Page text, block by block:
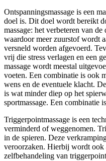
Ontspanningsmassage is een
doel is. Dit doel wordt bereikt
massage: het verbeteren van
waardoor meer zuurstof wordt
versneld worden afgevoerd.
vrij die stress verlagen en een
massage wordt meestal
voeten. Een combinatie is ook
wens en de eventuele klacht.
is wat minder diep op het
sportmassage. Een combinatie
Triggerpointmassage is een
verminderd of weggenomen.
in de spieren. Deze
veroorzaken. Hierbij wordt ook
zelfbehandeling van